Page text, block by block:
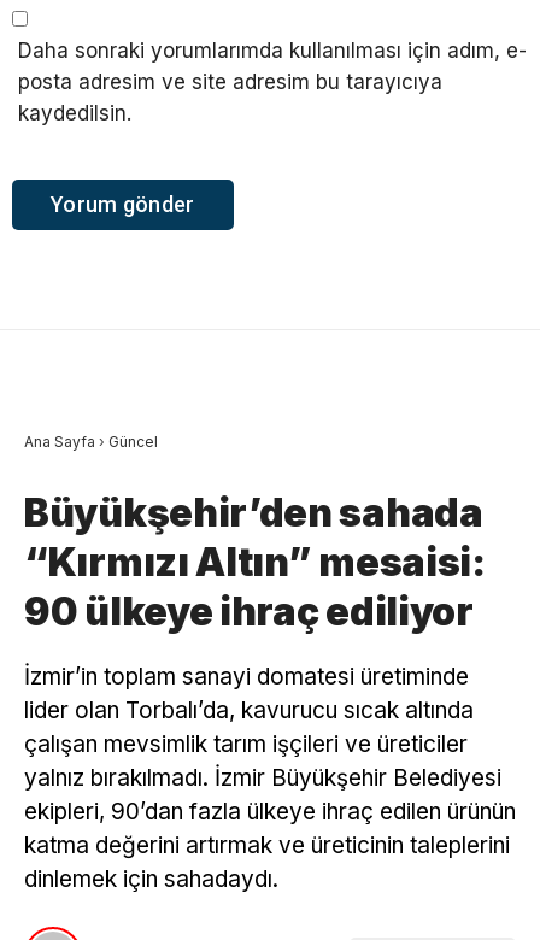
Daha sonraki yorumlarımda kullanılması için adım, e-
posta adresim ve site adresim bu tarayıcıya
kaydedilsin.
Ana Sayfa › Güncel
Büyükşehir’den sahada
“Kırmızı Altın” mesaisi:
90 ülkeye ihraç ediliyor
İzmir’in toplam sanayi domatesi üretiminde
lider olan Torbalı’da, kavurucu sıcak altında
çalışan mevsimlik tarım işçileri ve üreticiler
yalnız bırakılmadı. İzmir Büyükşehir Belediyesi
ekipleri, 90’dan fazla ülkeye ihraç edilen ürünün
katma değerini artırmak ve üreticinin taleplerini
dinlemek için sahadaydı.